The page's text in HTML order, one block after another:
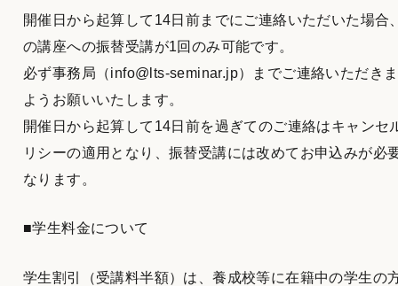
開催日から起算して14日前までにご連絡いただいた場合
の講座への振替受講が1回のみ可能です。
必ず事務局（info@lts-seminar.jp）までご連絡いただき
ようお願いいたします。
開催日から起算して14日前を過ぎてのご連絡はキャンセ
リシーの適用となり、振替受講には改めてお申込みが必
なります。
■学生料金について
学生割引（受講料半額）は、養成校等に在籍中の学生の